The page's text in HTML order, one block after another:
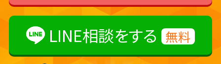
LINE相談をする 無料